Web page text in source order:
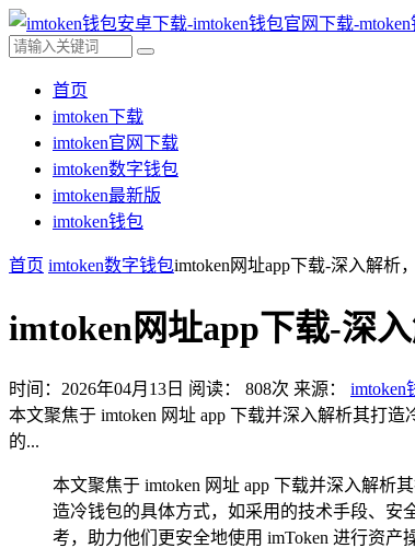
首页
imtoken下载
imtoken官网下载
imtoken数字钱包
imtoken最新版
imtoken钱包
首页 imtoken数字钱包imtoken网址app下载-深入解析
imtoken网址app下载-深
时间：2026年04月13日 阅读： 808次 来源： imtoken
本文聚焦于 imtoken 网址 app 下载并深入解析其打
的...
本文聚焦于 imtoken 网址 app 下载并深入解析
造冷钱包的具体方式，如采用的技术手段、安
考，助力他们更安全地使用 imToken 进行资产